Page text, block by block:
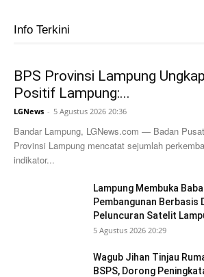
Info Terkini
BPS Provinsi Lampung
Positif Lampung:...
LGNews - 5 Agustus 2026 20:36
Bandar Lampung, LGNews.com — Badan
Provinsi Lampung mencatat sejumlah
indikator...
Lampung Membuka
Pembangunan Berbasis
Peluncuran Satelit
5 Agustus 2026 20:29
Wagub Jihan Tinjau
BSPS, Dorong